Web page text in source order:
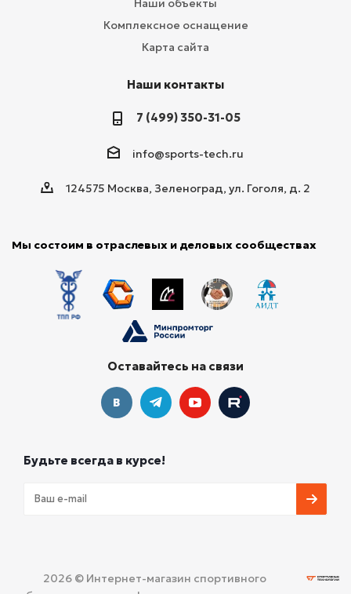
Наши объекты
Комплексное оснащение
Карта сайта
Наши контакты
7 (499) 350-31-05
info@sports-tech.ru
124575 Москва, Зеленоград, ул. Гоголя, д. 2
Мы состоим в отраслевых и деловых сообществах
Оставайтесь на связи
Будьте всегда в курсе!
2026 © Интернет-магазин спортивного